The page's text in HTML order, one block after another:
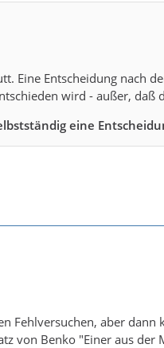
Eine Entscheidung nach
wird - außer, daß
eine
Fehlversuchen, aber
von Benko "Einer aus